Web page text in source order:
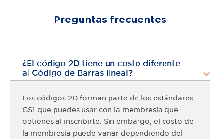
Preguntas frecuentes
¿El código 2D tiene un costo diferente
al Código de Barras lineal?
Los códigos 2D forman parte de los estándares
GS1 que puedes usar con la membresía que
obtienes al inscribirte. Sin embargo, el costo de
la membresía puede variar dependiendo del